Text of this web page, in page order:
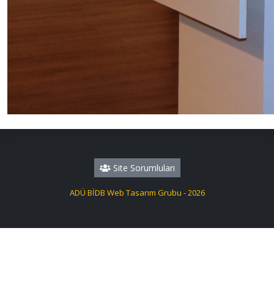
Site Sorumluları
ADÜ BİDB Web Tasarım Grubu - 2026